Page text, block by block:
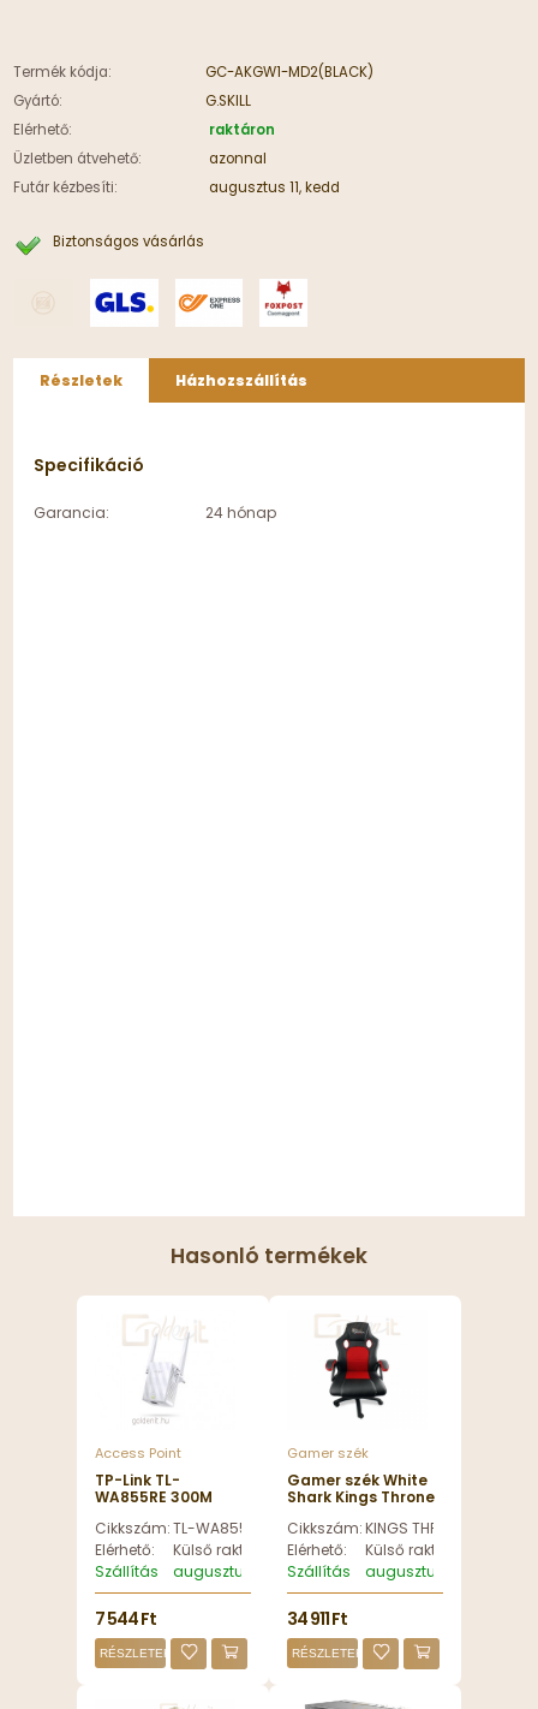
Termék kódja:
GC-AKGW1-MD2(BLACK)
Gyártó:
G.SKILL
Elérhető:
raktáron
Üzletben átvehető:
azonnal
Futár kézbesíti:
augusztus 11, kedd
Biztonságos vásárlás
Részletek Házhozszállítás
Specifikáció
Garancia: 24 hónap
Hasonló termékek
Access Point
TP-Link TL-
WA855RE 300M
Extender
Cikkszám:TL-WA855RE
Elérhető:
Külső raktáron
Szállítás
augusztus 12, szerda
7 544 Ft
RÉSZLETEK
Gamer szék
Gamer szék White
Shark Kings Throne
Black/Red - KINGS
THRONE
Cikkszám:KINGS THRONE
Elérhető:
Külső raktáron
Szállítás
augusztus 12, szerda
34 911 Ft
RÉSZLETEK